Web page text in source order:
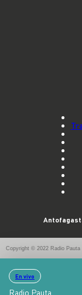
En vivo
Radio Pauta
Copyright © 2022 Radio Pauta